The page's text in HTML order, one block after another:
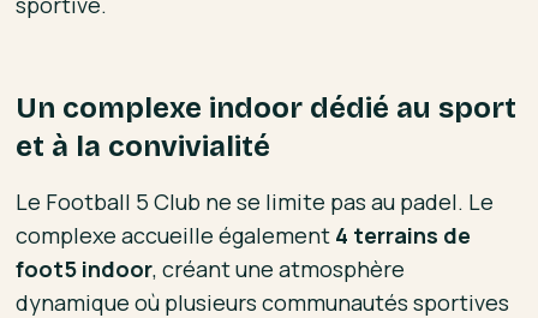
Un complexe indoor dédié au sport
et à la convivialité
Le Football 5 Club ne se limite pas au padel. Le
complexe accueille également 4 terrains de
foot5 indoor, créant une atmosphère
dynamique où plusieurs communautés sportives